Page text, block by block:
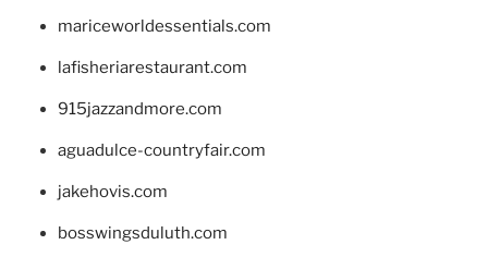
mariceworldessentials.com
lafisheriarestaurant.com
915jazzandmore.com
aguadulce-countryfair.com
jakehovis.com
bosswingsduluth.com